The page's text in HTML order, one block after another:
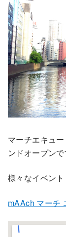
マーチエキュ
ンドオープンで
様々なイベン
mAAch マーチ